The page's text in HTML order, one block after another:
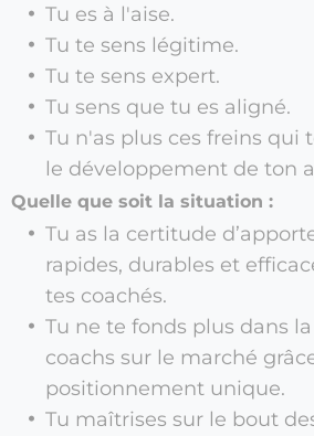
Tu es à l'aise.
Tu te sens légitime.
Tu te sens expert.
Tu sens que tu es aligné.
Tu n'as plus ces freins qui
le développement de ton
Quelle que soit la situation :
Tu as la certitude
rapides, durables et
tes coachés.
Tu ne te fonds plus dans
coachs sur le marché
positionnement unique.
Tu maîtrises sur le bout